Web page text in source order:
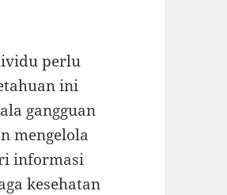
perlu
ini
gangguan
mengelola
informasi
kesehatan